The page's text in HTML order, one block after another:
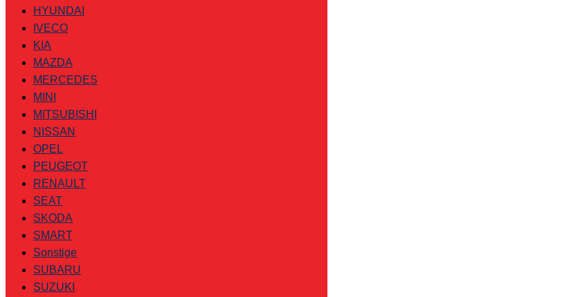
HYUNDAI
IVECO
KIA
MAZDA
MERCEDES
MINI
MITSUBISHI
NISSAN
OPEL
PEUGEOT
RENAULT
SEAT
SKODA
SMART
Sonstige
SUBARU
SUZUKI